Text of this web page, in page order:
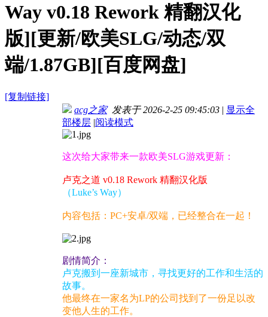
Way v0.18 Rework 精翻汉化
版][更新/欧美SLG/动态/双
端/1.87GB][百度网盘]
[复制链接]
acg之家发表于 2026-2-25 09:45:03 | 显示全
部楼层 |阅读模式
这次给大家带来一款欧美SLG游戏更新：
卢克之道 v0.18 Rework 精翻汉化版
（Luke’s Way）
内容包括：PC+安卓/双端，已经整合在一起！
剧情简介：
卢克搬到一座新城市，寻找更好的工作和生活的
故事。
他最终在一家名为LP的公司找到了一份足以改
变他人生的工作。